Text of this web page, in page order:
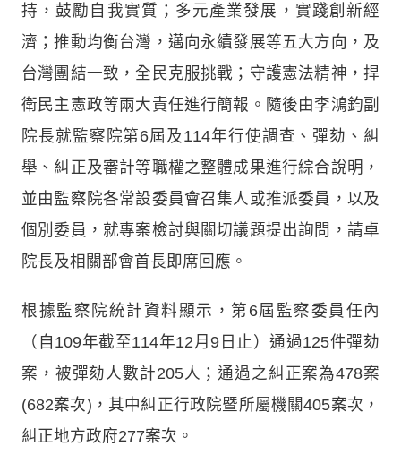
持，鼓勵自我實質；多元產業發展，實踐創新經
濟；推動均衡台灣，邁向永續發展等五大方向，及
台灣團結一致，全民克服挑戰；守護憲法精神，捍
衛民主憲政等兩大責任進行簡報。隨後由李鴻鈞副
院長就監察院第6屆及114年行使調查、彈劾、糾
舉、糾正及審計等職權之整體成果進行綜合說明，
並由監察院各常設委員會召集人或推派委員，以及
個別委員，就專案檢討與關切議題提出詢問，請卓
院長及相關部會首長即席回應。
根據監察院統計資料顯示，第6屆監察委員任內
（自109年截至114年12月9日止）通過125件彈劾
案，被彈劾人數計205人；通過之糾正案為478案
(682案次)，其中糾正行政院暨所屬機關405案次，
糾正地方政府277案次。